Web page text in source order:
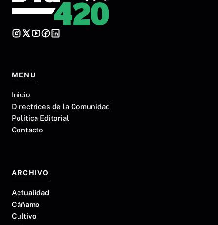
MENU
Inicio
Directrices de la Comunidad
Política Editorial
Contacto
ARCHIVO
Actualidad
Cáñamo
Cultivo